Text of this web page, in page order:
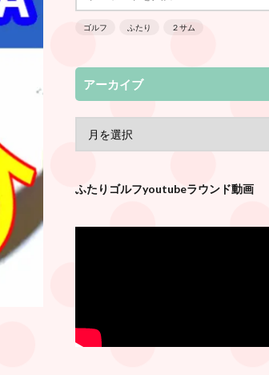
ゴルフ ふたり ２サム
アーカイブ
ふたりゴルフyoutubeラウンド動画